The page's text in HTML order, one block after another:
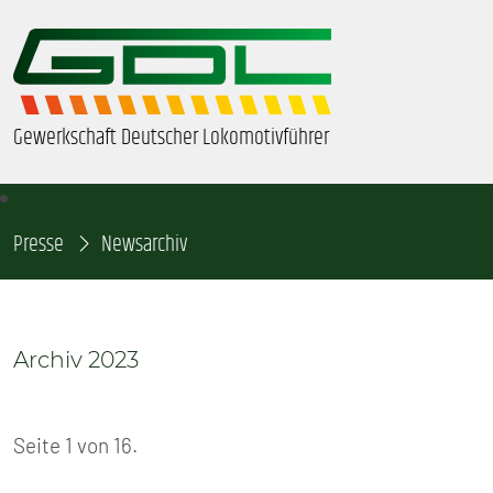
Gewerkschaft Deutscher Lokomotivführer
ÜBER UNS
GDL-JUGEND
BEAMTE
Presse Newsarchiv
Archiv 2023
Seite 1 von 16.